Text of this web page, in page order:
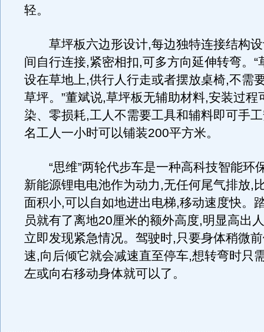
轻。
草坪板六边形设计,每边独特连接结构设
间自行连接,紧密相扣,可多方向延伸转弯。“
设在草地上,供行人行走或者摆放桌椅,不需
草坪。”董斌说,草坪板无辅助材料,安装过程
染、零损耗,工人不需要工具和辅料即可手
名工人一小时可以铺装200平方米。
“思维”两轮代步车是一种高科技智能环
新能源锂电电池作为动力,无任何尾气排放,
面积小,可以自如地进出电梯,移动速度快。
员就有了离地20厘米的额外高度,明显高出
立即发现紧急情况。驾驶时,只要身体稍微
速,向后倾它就会减速直至停车,想转弯时只
左或向右移动身体就可以了。